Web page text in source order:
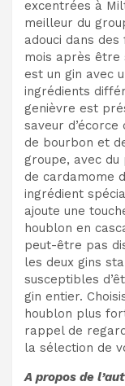
excentrées à
meilleur du
adouci dans
mois après être
est un gin avec
ingrédients
genièvre est
saveur
de bourbon et
groupe, avec
de cardamome
ingrédient
ajoute une
houblon en
peut-être pas
les deux gins
susceptibles
gin entier.
houblon plus
rappel de
la sélection de
A propos de